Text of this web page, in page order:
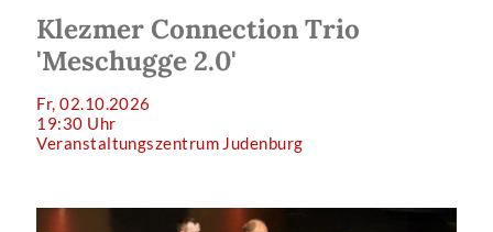
Klezmer Connection Trio
'Meschugge 2.0'
Fr, 02.10.2026
19:30 Uhr
Veranstaltungszentrum Judenburg